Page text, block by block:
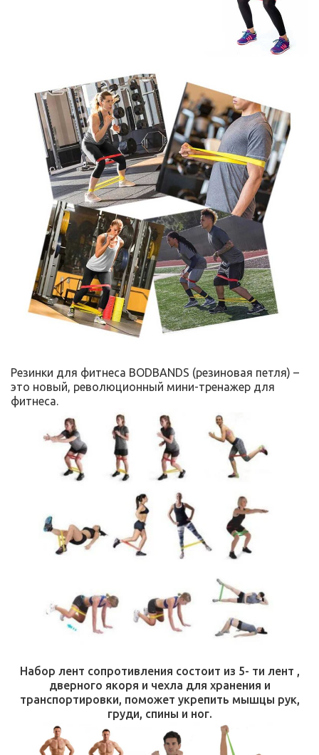
Резинки для фитнеса BODBANDS (резиновая петля) –
это новый, революционный мини-тренажер для
фитнеса.
Набор лент сопротивления состоит из 5- ти лент ,
дверного якоря и чехла для хранения и
транспортировки, поможет укрепить мышцы рук,
груди, спины и ног.